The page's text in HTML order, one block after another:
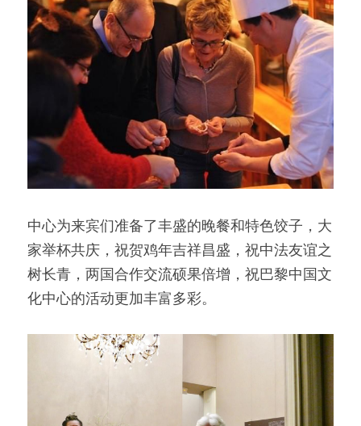
中心为来宾们准备了丰盛的晚餐和特色饺子，大
家举杯共庆，祝贺鸡年吉祥昌盛，祝中法友谊之
树长青，两国合作交流硕果倍增，祝巴黎中国文
化中心的活动更加丰富多彩。